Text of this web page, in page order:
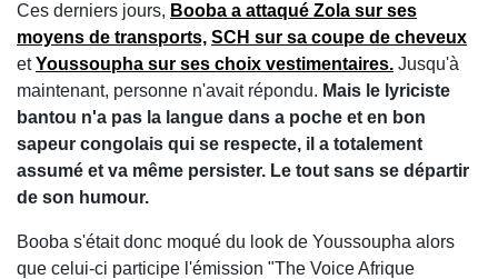
Ces derniers jours, Booba a attaqué Zola sur ses
moyens de transports, SCH sur sa coupe de cheveux
etYoussoupha sur ses choix vestimentaires. Jusqu'à
maintenant, personne n'avait répondu. Mais le lyriciste
bantou n'a pas la langue dans a poche et en bon
sapeur congolais qui se respecte, il a totalement
assumé et va même persister. Le tout sans se départir
de son humour.
Booba s'était donc moqué du look de Youssoupha alors
que celui-ci participe l'émission "The Voice Afrique